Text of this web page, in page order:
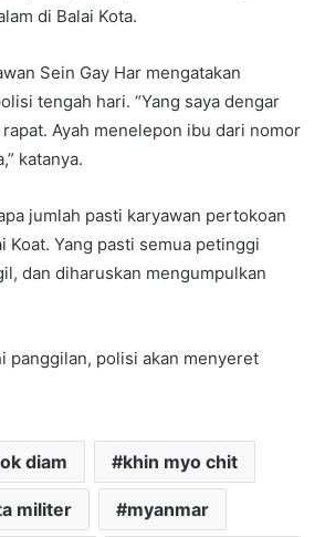
di Balai Kota.
Sein Gay Har mengatakan
tengah hari. “Yang saya dengar
Ayah menelepon ibu dari nomor
katanya.
jumlah pasti karyawan pertokoan
Koat. Yang pasti semua petinggi
dan diharuskan mengumpulkan
panggilan, polisi akan menyeret
diam khin myo chit
militer myanmar